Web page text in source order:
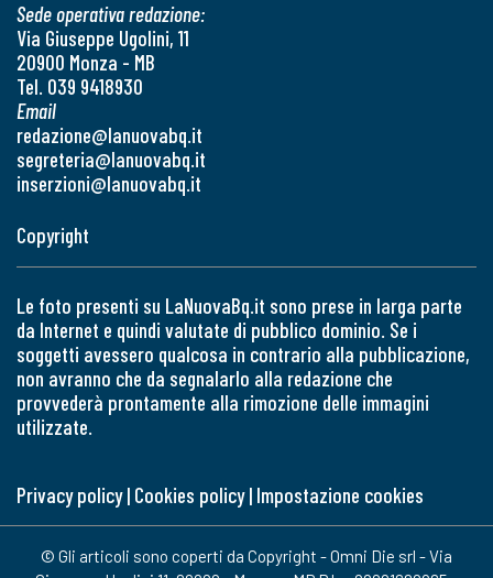
Sede operativa redazione:
Via Giuseppe Ugolini, 11
20900 Monza - MB
Tel. 039 9418930
Email
redazione@lanuovabq.it
segreteria@lanuovabq.it
inserzioni@lanuovabq.it
Copyright
Le foto presenti su LaNuovaBq.it sono prese in larga parte
da Internet e quindi valutate di pubblico dominio. Se i
soggetti avessero qualcosa in contrario alla pubblicazione,
non avranno che da segnalarlo alla redazione che
provvederà prontamente alla rimozione delle immagini
utilizzate.
Privacy policy| Cookies policy| Impostazione cookies
© Gli articoli sono coperti da Copyright - Omni Die srl - Via